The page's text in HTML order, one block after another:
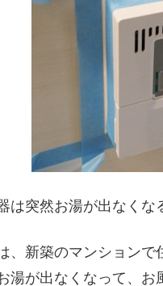
は突然お湯が出なくな
、新築のマンションで
湯が出なくなって、